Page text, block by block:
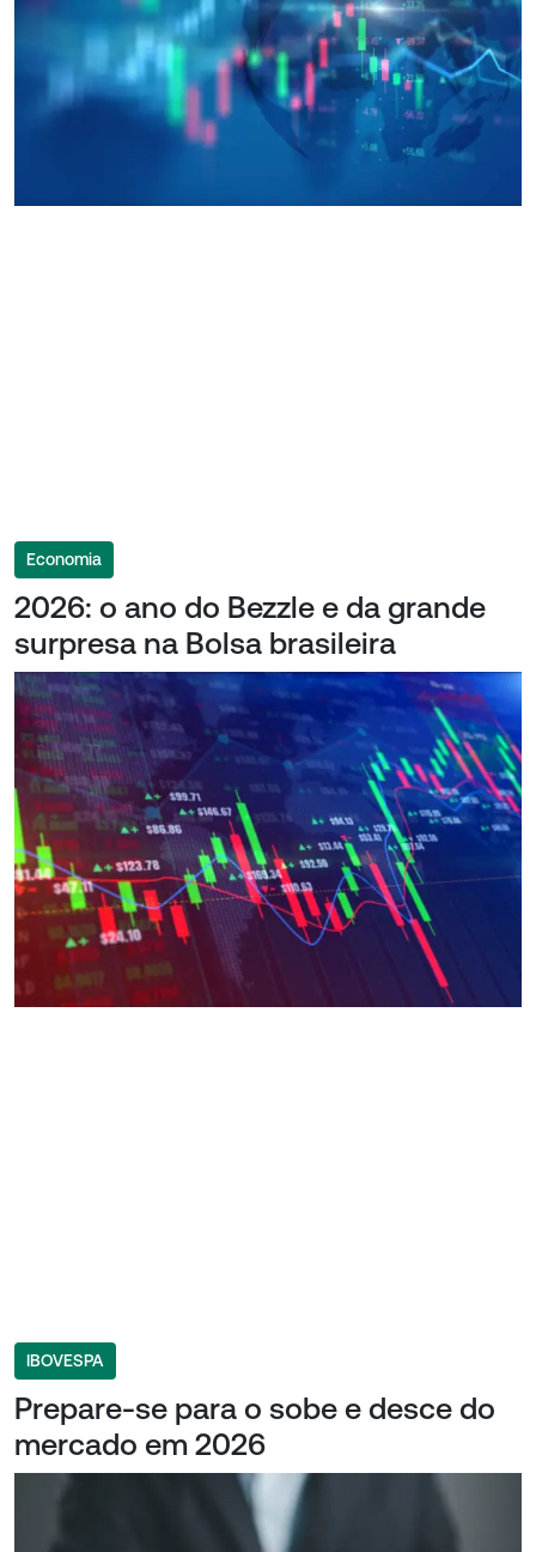
Economia
2026: o ano do Bezzle e da grande
surpresa na Bolsa brasileira
IBOVESPA
Prepare-se para o sobe e desce do
mercado em 2026